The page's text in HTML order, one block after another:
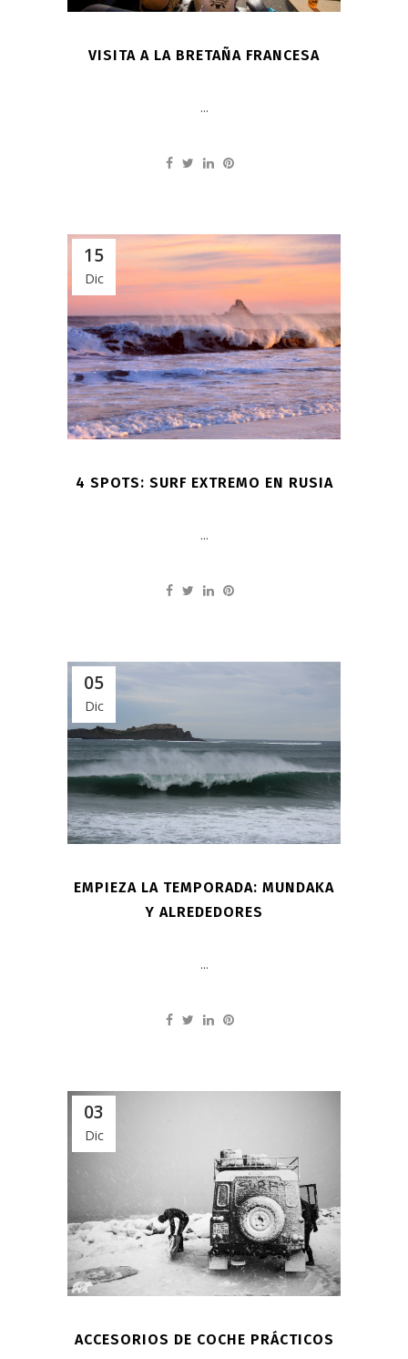
VISITA A LA BRETAÑA FRANCESA
...
15
Dic
4 SPOTS: SURF EXTREMO EN RUSIA
...
05
Dic
EMPIEZA LA TEMPORADA: MUNDAKA
Y ALREDEDORES
...
03
Dic
ACCESORIOS DE COCHE PRÁCTICOS